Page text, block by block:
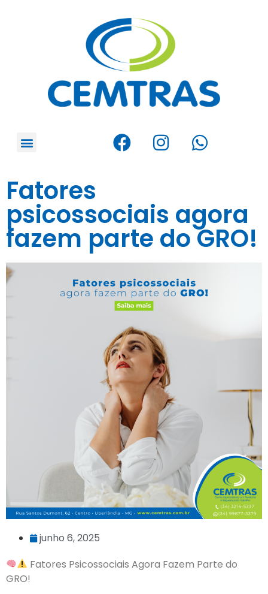
Fatores
psicossociais agora
fazem parte do GRO!
junho 6, 2025
Fatores Psicossociais Agora Fazem Parte do
GRO!